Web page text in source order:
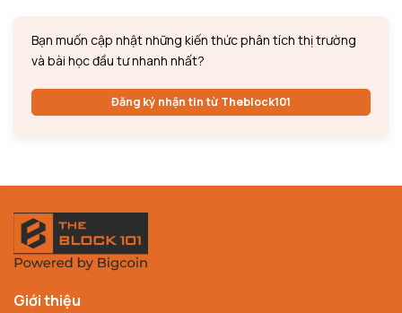
Bạn muốn cập nhật những kiến thức phân tích thị trường
và bài học đầu tư nhanh nhất?
Đăng ký nhận tin từ Theblock101
Giới thiệu